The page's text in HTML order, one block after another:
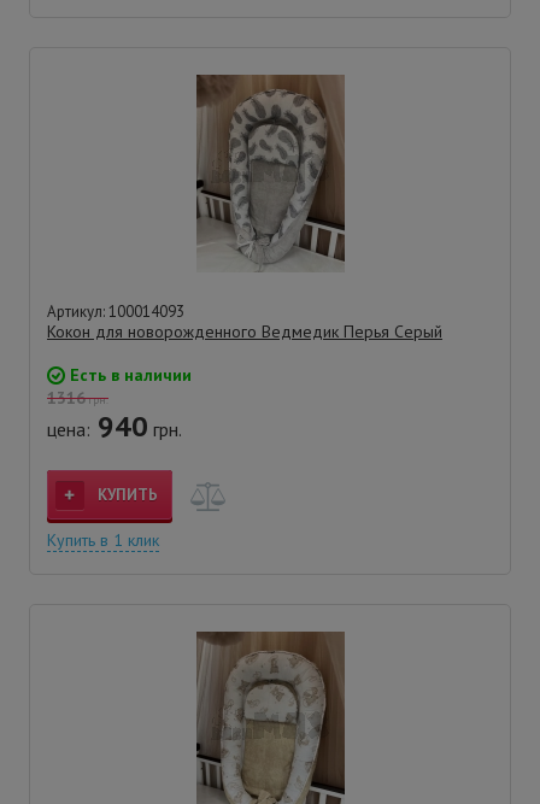
Артикул: 100014093
Кокон для новорожденного Ведмедик Перья Серый
Есть в наличии
1316грн.
цена: 940 грн.
КУПИТЬ
Купить в 1 клик